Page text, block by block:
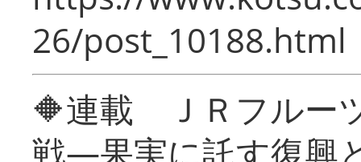
26/post_10188.html
🔶連載 ＪＲフルー
戦―果実に託す復興